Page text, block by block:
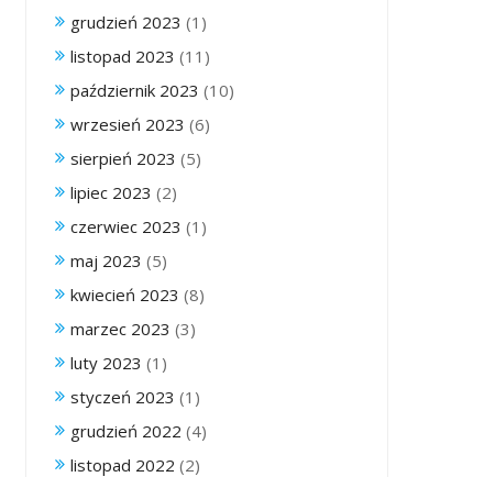
grudzień 2023 (1)
listopad 2023 (11)
październik 2023 (10)
wrzesień 2023 (6)
sierpień 2023 (5)
lipiec 2023 (2)
czerwiec 2023 (1)
maj 2023 (5)
kwiecień 2023 (8)
marzec 2023 (3)
luty 2023 (1)
styczeń 2023 (1)
grudzień 2022 (4)
listopad 2022 (2)